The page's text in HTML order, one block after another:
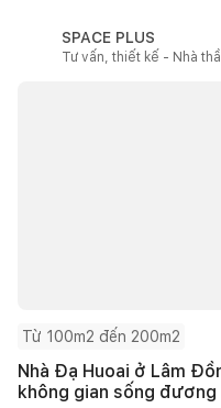
SPACE PLUS
Tư vấn, thiết kế - Nhà
Từ 100m2 đến 200m2
Nhà Đạ Huoai ở Lâm
không gian sống đương